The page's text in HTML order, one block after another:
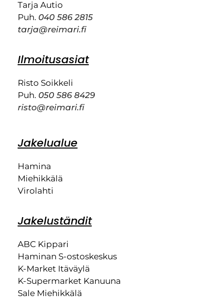
Tarja Autio
Puh. 040 586 2815
tarja@reimari.fi
Ilmoitusasiat
Risto Soikkeli
Puh. 050 586 8429
risto@reimari.fi
Jakelualue
Hamina
Miehikkälä
Virolahti
Jakeluständit
ABC Kippari
Haminan S-ostoskeskus
K-Market Itäväylä
K-Supermarket Kanuuna
Sale Miehikkälä